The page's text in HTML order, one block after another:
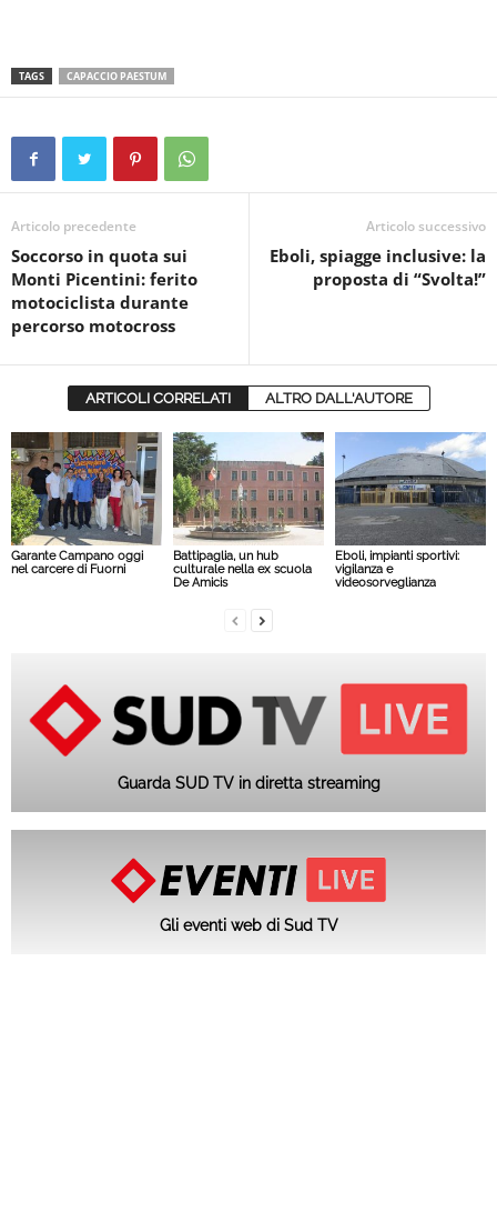
TAGS CAPACCIO PAESTUM
Articolo precedente
Soccorso in quota sui
Monti Picentini: ferito
motociclista durante
percorso motocross
Articolo successivo
Eboli, spiagge inclusive: la
proposta di “Svolta!”
ARTICOLI CORRELATI ALTRO DALL'AUTORE
Garante Campano oggi
nel carcere di Fuorni
Battipaglia, un hub
culturale nella ex scuola
De Amicis
Eboli, impianti sportivi:
vigilanza e
videosorveglianza
Guarda SUD TV in diretta streaming
Gli eventi web di Sud TV